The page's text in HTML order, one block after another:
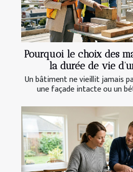
Pourquoi le choix des
la durée de vie
Un bâtiment ne vieillit jamais
une façade intacte ou un